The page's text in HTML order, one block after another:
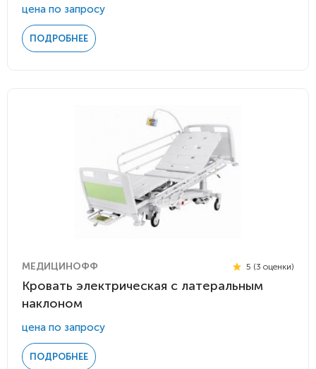
цена по запросу
ПОДРОБНЕЕ
МЕДИЦИНОФФ 5 (3 оценки)
Кровать электрическая с латеральным
наклоном
цена по запросу
ПОДРОБНЕЕ